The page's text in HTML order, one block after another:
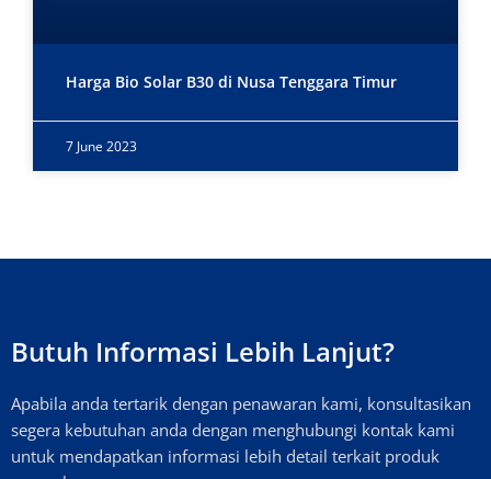
Harga Bio Solar B30 di Nusa Tenggara Timur
7 June 2023
Butuh Informasi Lebih Lanjut?
Apabila anda tertarik dengan penawaran kami, konsultasikan
segera kebutuhan anda dengan menghubungi kontak kami
untuk mendapatkan informasi lebih detail terkait produk